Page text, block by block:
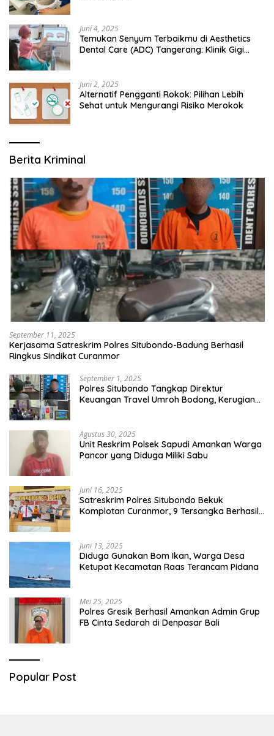
Juni 4, 2025
Temukan Senyum Terbaikmu di Aesthetics
Dental Care (ADC) Tangerang: Klinik Gigi
Juni 2, 2025
Alternatif Pengganti Rokok: Pilihan Lebih
Sehat untuk Mengurangi Risiko Merokok
Berita Kriminal
September 11, 2025
Kerjasama Satreskrim Polres Situbondo-Badung Berhasil
Ringkus Sindikat Curanmor
September 1, 2025
Polres Situbondo Tangkap Direktur
Keuangan Travel Umroh Bodong, Kerugian
Agustus 30, 2025
Unit Reskrim Polsek Sapudi Amankan Warga
Pancor yang Diduga Miliki Sabu
Juni 16, 2025
Satreskrim Polres Situbondo Bekuk
Komplotan Curanmor, 9 Tersangka Berhasil
Juni 13, 2025
Diduga Gunakan Bom Ikan, Warga Desa
Ketupat Kecamatan Raas Terancam Pidana
Mei 25, 2025
Polres Gresik Berhasil Amankan Admin Grup
FB Cinta Sedarah di Denpasar Bali
Popular Post